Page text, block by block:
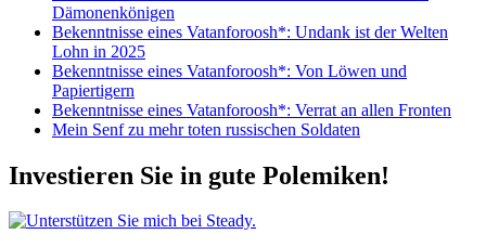
Dämonenkönigen
Bekenntnisse eines Vatanforoosh*: Undank ist der Welten
Lohn in 2025
Bekenntnisse eines Vatanforoosh*: Von Löwen und
Papiertigern
Bekenntnisse eines Vatanforoosh*: Verrat an allen Fronten
Mein Senf zu mehr toten russischen Soldaten
Investieren Sie in gute Polemiken!